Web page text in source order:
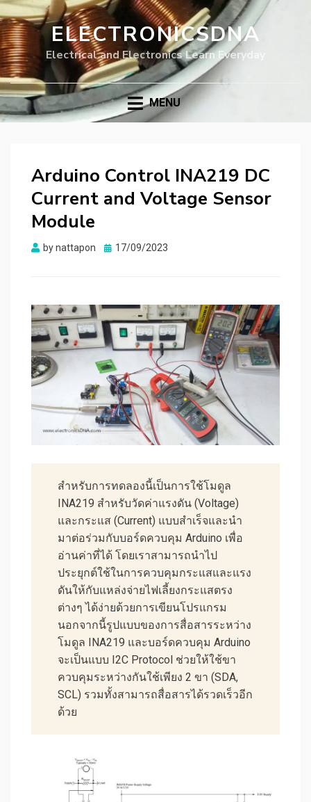
ELECTRONICSDNA
Electrical and Electronics Learn Everyday
MENU
Arduino Control INA219 DC
Current and Voltage Sensor
Module
bynattapon
Posted
17/09/2023
สำหรับการทดลองนี้เป็นการใช้โมดูล
INA219 สำหรับวัดค่าแรงดัน (Voltage)
และกระแส (Current) แบบสำเร็จและนำ
มาต่อร่วมกับบอร์ดควบคุม Arduino เพื่อ
อ่านค่าที่ได้ โดยเราสามารถนำไป
ประยุกต์ใช้ในการควบคุมกระแสและแรง
ดันให้กับแหล่งจ่ายไฟเลี้ยงกระแสตรง
ต่างๆ ได้ง่ายด้วยการเขียนโปรแกรม
นอกจากนี้รูปแบบของการสื่อสารระหว่าง
โมดูล INA219 และบอร์ดควบคุม Arduino
จะเป็นแบบ I2C Protocol ช่วยให้ใช้ขา
ควบคุมระหว่างกันใช้เพียง 2 ขา (SDA,
SCL) รวมทั้งสามารถสื่อสารได้รวดเร็วอีก
ด้วย